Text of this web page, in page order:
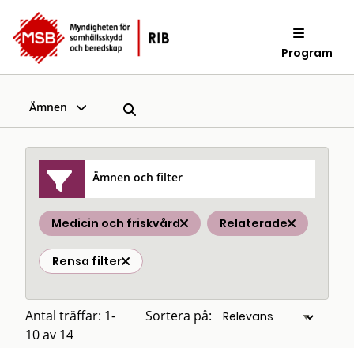
Program
Ämnen
Ämnen och filter
Medicin och friskvård Relaterade
Rensa filter
Antal träffar: 1-
10 av 14
Sortera på: